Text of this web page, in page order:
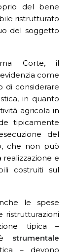
del bene
ristrutturato
del soggetto
Corte, il
come
di considerare
in quanto
agricola in
tipicamente
del
che non può
realizzazione e
costruiti sul
le spese
ristrutturazioni
tipica –
strumentale
– devono